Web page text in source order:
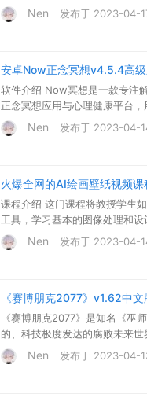
以在格式工厂中文版界面的左
Nen 发布于 2023-04-
安卓Now正念冥想v4.5.4高
软件介绍 Now冥想是一款专注
正念冥想应用与心理健康平台
Nen 发布于 2023-04-
火爆全网的AI绘画壁纸视频课
课程介绍 这门课程将教授学生
工具，学习基本的图像处理和
Nen 发布于 2023-04-
《赛博朋克2077》v1.62中文
《赛博朋克2077》是知名《巫
的、科技极度发达的腐败未来
体验，可以从不同的职业中选
色都可以装备不同种类的自动化
Nen 发布于 2023-04-